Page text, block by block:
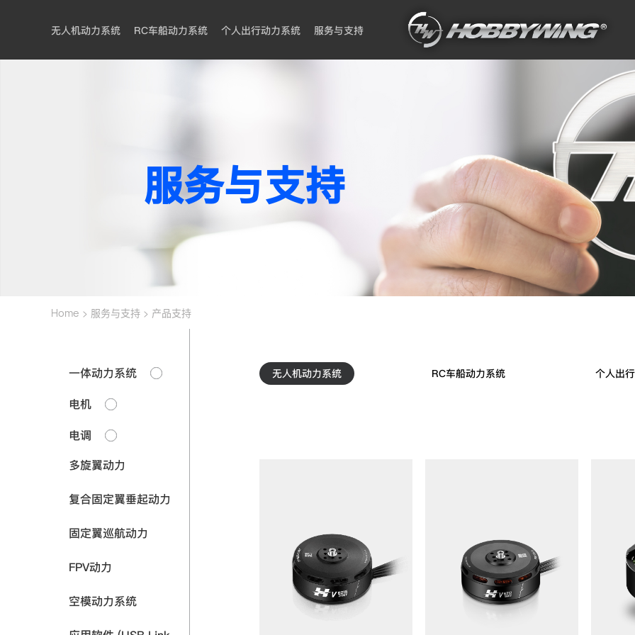
无人机动力系统 RC车船动力系统 个人出行动力系统 服务与支持
服务与支持
Home > 服务与支持 > 产品支持
一体动力系统
电机
电调
多旋翼动力
复合固定翼垂起动力
固定翼巡航动力
FPV动力
空模动力系统
无人机动力系统 RC车船动力系统 个人出